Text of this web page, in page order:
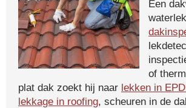
Een
of
plat dak zoekt hij naar lekken in
lekkage in roofing, scheuren in de